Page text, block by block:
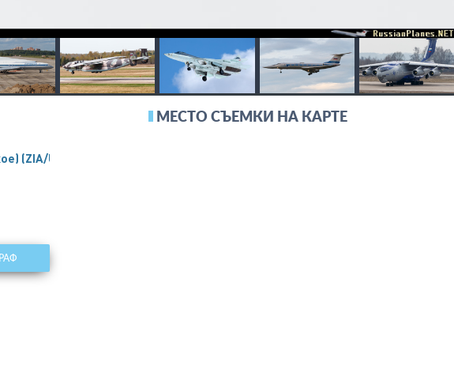
(ZIA/UUBW)
МЕСТО СЪЕМКИ НА КАРТЕ